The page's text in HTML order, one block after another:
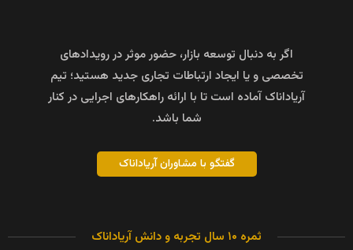
اگر به دنبال توسعه بازار، حضور موثر در رویدادهای
تخصصی و یا ایجاد ارتباطات تجاری جدید هستید؛ تیم
آریاداناک آماده است تا با ارائه راهکارهای اجرایی در کنار
شما باشد.
گفتگو با مشاوران آریاداناک
ثمره ۱۰ سال تجربه و دانش آریاداناک